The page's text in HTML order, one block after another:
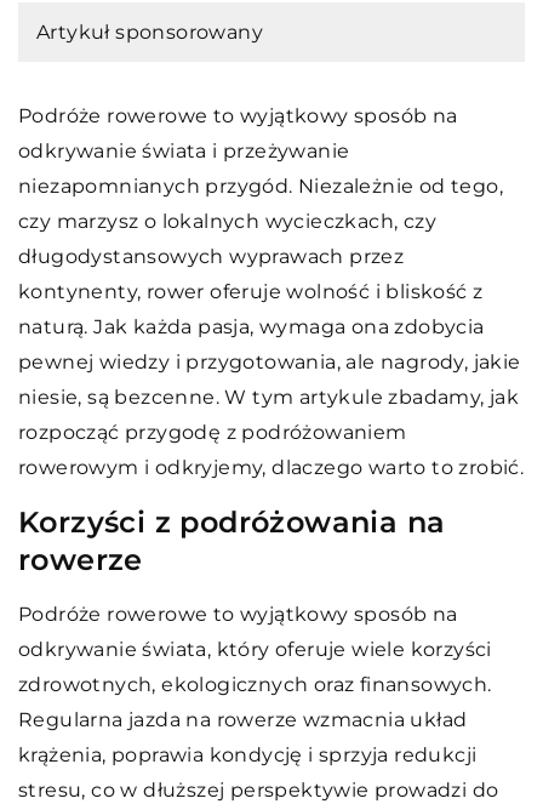
Artykuł sponsorowany
Podróże rowerowe to wyjątkowy sposób na
odkrywanie świata i przeżywanie
niezapomnianych przygód. Niezależnie od tego,
czy marzysz o lokalnych wycieczkach, czy
długodystansowych wyprawach przez
kontynenty, rower oferuje wolność i bliskość z
naturą. Jak każda pasja, wymaga ona zdobycia
pewnej wiedzy i przygotowania, ale nagrody, jakie
niesie, są bezcenne. W tym artykule zbadamy, jak
rozpocząć przygodę z podróżowaniem
rowerowym i odkryjemy, dlaczego warto to zrobić.
Korzyści z podróżowania na
rowerze
Podróże rowerowe to wyjątkowy sposób na
odkrywanie świata, który oferuje wiele korzyści
zdrowotnych, ekologicznych oraz finansowych.
Regularna jazda na rowerze wzmacnia układ
krążenia, poprawia kondycję i sprzyja redukcji
stresu, co w dłuższej perspektywie prowadzi do